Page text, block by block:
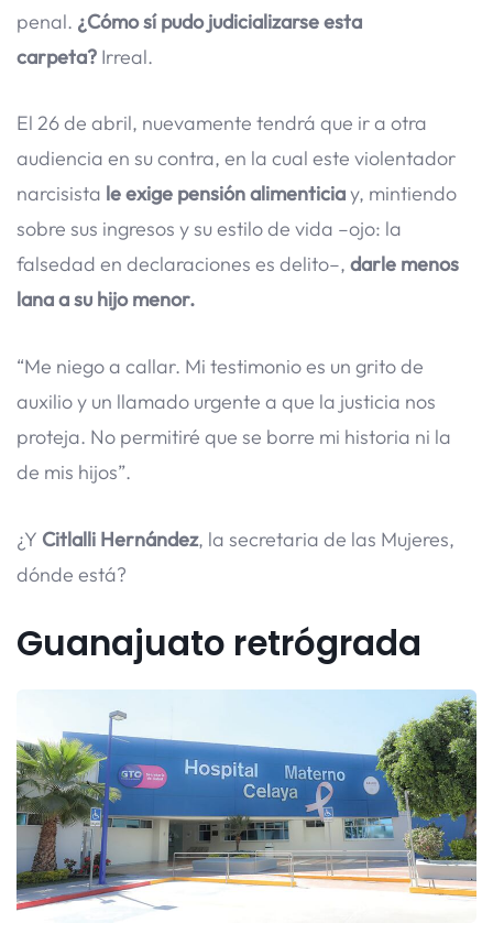
penal. ¿Cómo sí pudo judicializarse esta
carpeta? Irreal.
El 26 de abril, nuevamente tendrá que ir a otra
audiencia en su contra, en la cual este violentador
narcisista le exige pensión alimenticiay, mintiendo
sobre sus ingresos y su estilo de vida –ojo: la
falsedad en declaraciones es delito–, darle menos
lana a su hijo menor.
“Me niego a callar. Mi testimonio es un grito de
auxilio y un llamado urgente a que la justicia nos
proteja. No permitiré que se borre mi historia ni la
de mis hijos”.
¿Y Citlalli Hernández, la secretaria de las Mujeres,
dónde está?
Guanajuato retrógrada